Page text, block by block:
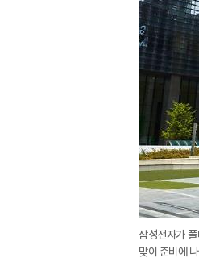
삼성전자가
맞이 준비에